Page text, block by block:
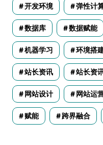
开发环境 弹性计
数据库 数据赋能
机器学习 环境搭
站长资讯 站长资
网站设计 网站运
赋能 跨界融合